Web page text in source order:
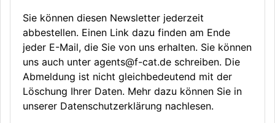
Sie können diesen Newsletter jederzeit
abbestellen. Einen Link dazu finden am Ende
jeder E-Mail, die Sie von uns erhalten. Sie können
uns auch unter agents@f-cat.de schreiben. Die
Abmeldung ist nicht gleichbedeutend mit der
Löschung Ihrer Daten. Mehr dazu können Sie in
unserer Datenschutzerklärung nachlesen.